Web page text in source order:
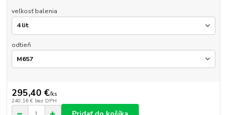
veľkosť balenia
odtieň
295,40 €/ks
240,16 € bez DPH